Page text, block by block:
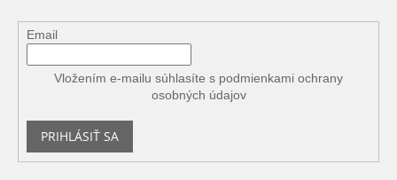
Email
Vložením e-mailu súhlasíte s podmienkami ochrany
osobných údajov
PRIHLÁSIŤ SA